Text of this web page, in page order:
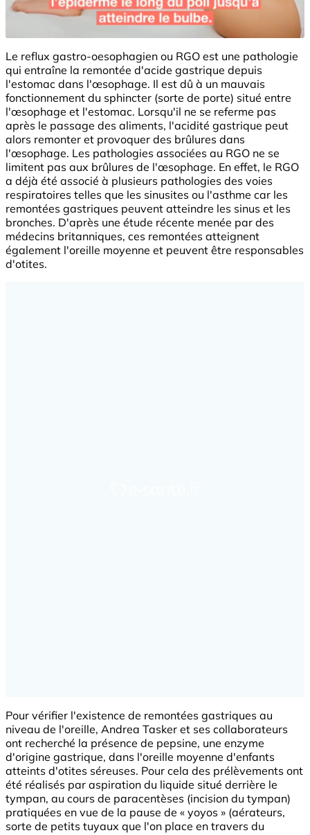
Le reflux gastro-oesophagien ou RGO est une pathologie
qui entraîne la remontée d'acide gastrique depuis
l'estomac dans l'œsophage. Il est dû à un mauvais
fonctionnement du sphincter (sorte de porte) situé entre
l'œsophage et l'estomac. Lorsqu'il ne se referme pas
après le passage des aliments, l'acidité gastrique peut
alors remonter et provoquer des brûlures dans
l'œsophage. Les pathologies associées au RGO ne se
limitent pas aux brûlures de l'œsophage. En effet, le RGO
a déjà été associé à plusieurs pathologies des voies
respiratoires telles que les sinusites ou l'asthme car les
remontées gastriques peuvent atteindre les sinus et les
bronches. D'après une étude récente menée par des
médecins britanniques, ces remontées atteignent
également l'oreille moyenne et peuvent être responsables
d'otites.
Pour vérifier l'existence de remontées gastriques au
niveau de l'oreille, Andrea Tasker et ses collaborateurs
ont recherché la présence de pepsine, une enzyme
d'origine gastrique, dans l'oreille moyenne d'enfants
atteints d'otites séreuses. Pour cela des prélèvements ont
été réalisés par aspiration du liquide situé derrière le
tympan, au cours de paracentèses (incision du tympan)
pratiquées en vue de la pause de « yoyos » (aérateurs,
sorte de petits tuyaux que l'on place en travers du